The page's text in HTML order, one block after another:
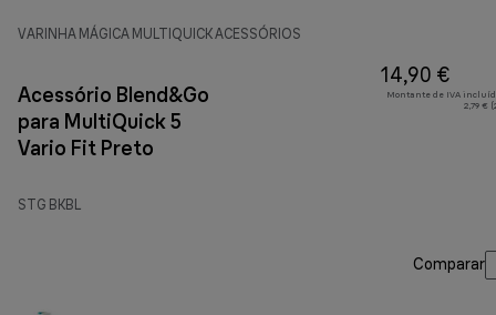
VARINHA MÁGICA MULTIQUICK ACESSÓRIOS
Acessório Blend&Go
para MultiQuick 5
Vario Fit Preto
STG BKBL
14,90 €
Montante de IVA
2,79 €
Comparar